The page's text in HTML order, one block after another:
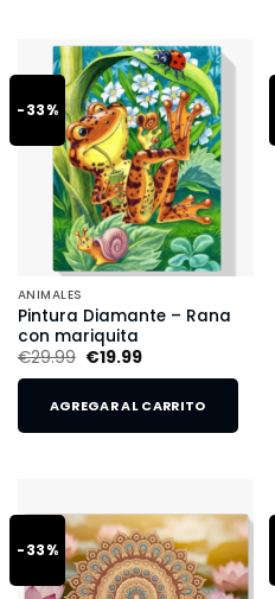
-33%
ANIMALES
Pintura Diamante – Rana
con mariquita
€29.99 €19.99
AGREGAR AL CARRITO
-33%